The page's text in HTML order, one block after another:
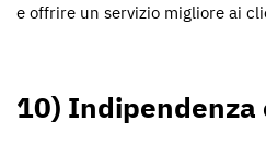
e offrire un servizio migliore ai
10)